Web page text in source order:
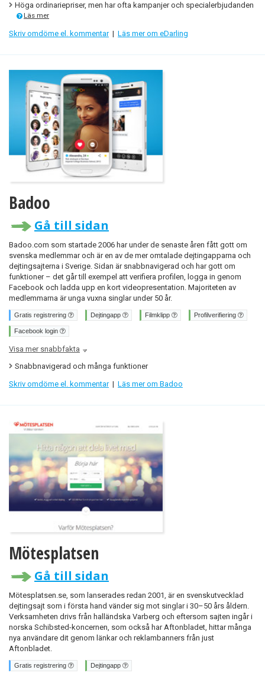
Höga ordinariepriser, men har ofta kampanjer och specialerbjudanden
Läs mer
Skriv omdöme el. kommentar | Läs mer om eDarling
Badoo
Gå till sidan
Badoo.com som startade 2006 har under de senaste åren fått gott om
svenska medlemmar och är en av de mer omtalade dejtingapparna och
dejtingsajterna i Sverige. Sidan är snabbnavigerad och har gott om
funktioner – det går till exempel att verifiera profilen, logga in genom
Facebook och ladda upp en kort videopresentation. Majoriteten av
medlemmarna är unga vuxna singlar under 50 år.
Gratis registrering Dejtingapp Filmklipp Profilverifiering
Facebook login
Visa mer snabbfakta
Snabbnavigerad och många funktioner
Skriv omdöme el. kommentar | Läs mer om Badoo
Mötesplatsen
Gå till sidan
Mötesplatsen.se, som lanserades redan 2001, är en svenskutvecklad
dejtingsajt som i första hand vänder sig mot singlar i 30–50 års åldern.
Verksamheten drivs från halländska Varberg och eftersom sajten ingår i
norska Schibsted-koncernen, som också har Aftonbladet, hittar många
nya användare dit genom länkar och reklambanners från just
Aftonbladet.
Gratis registrering Dejtingapp